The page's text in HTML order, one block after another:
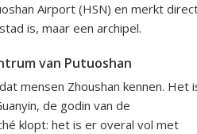
Airport (HSN) en merkt
is, maar een archipel.
van Putuoshan
mensen Zhoushan kennen. Het
de godin van de
klopt: het is er overal vol met